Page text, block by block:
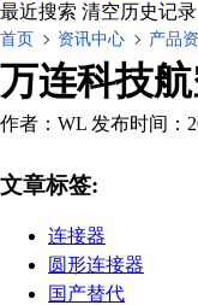
最近搜索 清空历史记录
首页 资讯中心 产品
万连科技
作者：WL 发布时间：
文章标签:
连接器
圆形连接器
国产替代